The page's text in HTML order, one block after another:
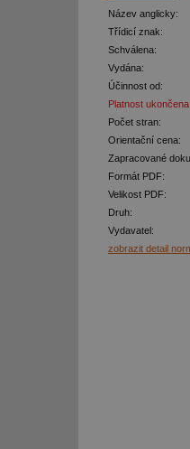
Název anglicky:
Třídicí znak:
Schválena:
Vydána:
Účinnost od:
Platnost ukončena:
Počet stran:
Orientační cena:
Zapracované
Formát PDF:
Velikost PDF:
Druh:
Vydavatel:
zobrazit detail